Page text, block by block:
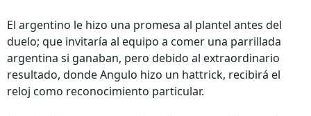
El argentino le hizo una promesa al plantel antes del
duelo; que invitaría al equipo a comer una parrillada
argentina si ganaban, pero debido al extraordinario
resultado, donde Angulo hizo un hattrick, recibirá el
reloj como reconocimiento particular.